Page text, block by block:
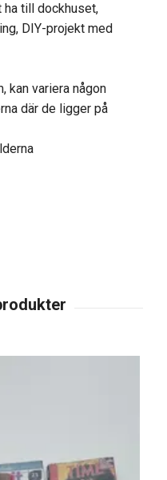
ha till dockhuset,
DIY-projekt med
kan variera någon
där de ligger på